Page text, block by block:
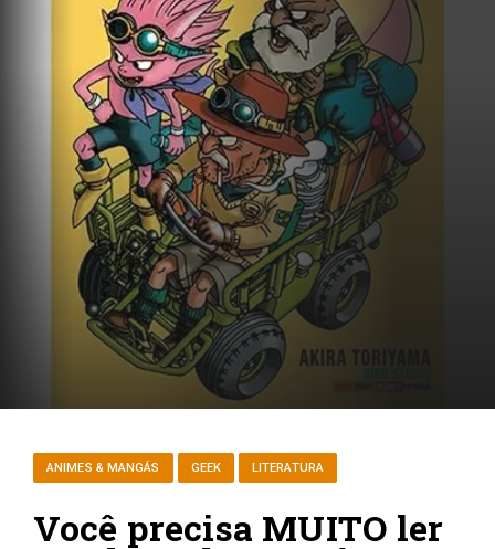
ANIMES & MANGÁS GEEK LITERATURA
Você precisa MUITO ler